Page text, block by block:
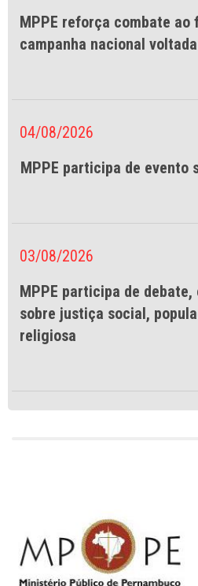
MPPE reforça combate ao
campanha nacional
04/08/2026
MPPE participa de evento
03/08/2026
MPPE participa de debate,
sobre justiça social,
religiosa